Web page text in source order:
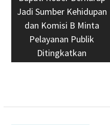
Jadi Sumber Kehidupan
dan Komisi B Minta
Pelayanan Publik
Ditingkatkan